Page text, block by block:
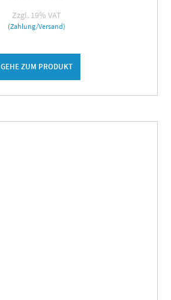
Zzgl. 19% VAT
(Zahlung/Versand)
GEHE ZUM PRODUKT